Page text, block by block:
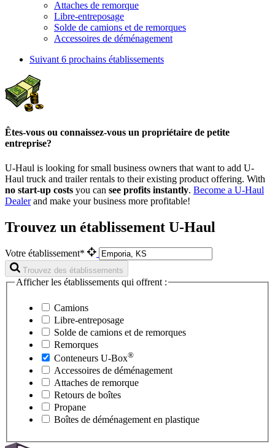
Attaches de remorque
Libre-entreposage
Solde de camions et de remorques
Accessoires de déménagement
Suivant 6 prochains établissements
Êtes-vous ou connaissez-vous un propriétaire de petite
entreprise?
U-Haul is looking for small business owners that want to add U-
Haul truck and trailer rentals to their existing product offering. With
no start-up costs you can see profits instantly. Become a U-Haul
Dealerand make your business more profitable!
Trouvez un établissement U-Haul
Votre établissement*
Trouvez des établissements
Afficher les établissements qui offrent :
Camions
Libre-entreposage
Solde de camions et de remorques
Remorques
Conteneurs U-Box®
Accessoires de déménagement
Attaches de remorque
Retours de boîtes
Propane
Boîtes de déménagement en plastique